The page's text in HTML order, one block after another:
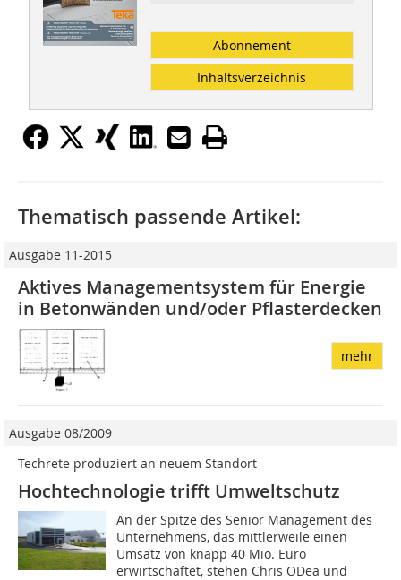
Abonnement
Inhaltsverzeichnis
Thematisch passende Artikel:
Ausgabe 11-2015
Aktives Managementsystem für Energie
in ­Betonwänden und/oder Pflasterdecken
mehr
Ausgabe 08/2009
Techrete produziert an neuem Standort
Hochtechnologie trifft Umweltschutz
An der Spitze des Senior Management des
Unternehmens, das mittlerweile einen
Umsatz von knapp 40 Mio. Euro
erwirtschaftet, stehen Chris ODea und